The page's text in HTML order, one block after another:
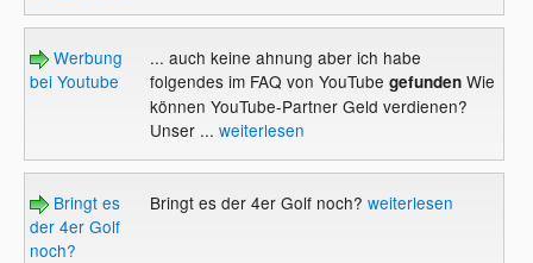
Werbung
bei Youtube
... auch keine ahnung aber ich habe
folgendes im FAQ von YouTube gefundenWie
können YouTube-Partner Geld verdienen?
Unser ... weiterlesen
Bringt es
der 4er Golf
noch?
Bringt es der 4er Golf noch? weiterlesen